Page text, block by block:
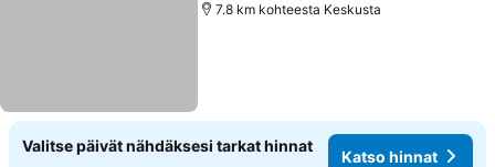
7.8 km kohteesta Keskusta
Valitse päivät nähdäksesi tarkat hinnat
Katso hinnat